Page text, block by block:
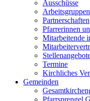
Ausschüsse
Arbeitsgruppen
Partnerschaften
Pfarrerinnen
Mitarbeitende
Termine
Kirchliches
Gemeinden
Pfarrsprengel